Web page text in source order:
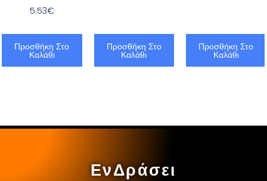
5.53€
Προσθήκη Στο
Καλάθι
Προσθήκη Στο
Καλάθι
Προσθήκη Στο
Καλάθι
ΕνΔράσει